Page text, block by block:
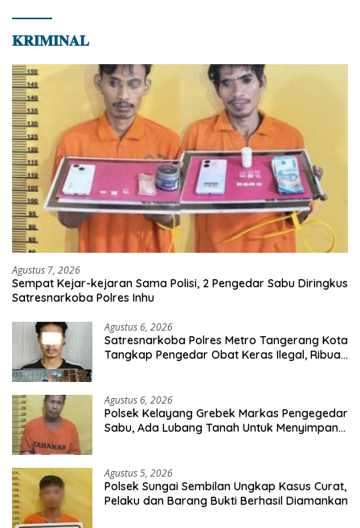
𝐊𝐑𝐈𝐌𝐈𝐍𝐀𝐋
Agustus 7, 2026
Sempat Kejar-kejaran Sama Polisi, 2 Pengedar Sabu Diringkus
Satresnarkoba Polres Inhu
Agustus 6, 2026
Satresnarkoba Polres Metro Tangerang Kota
Tangkap Pengedar Obat Keras Ilegal, Ribuan
Agustus 6, 2026
Polsek Kelayang Grebek Markas Pengegedar
Sabu, Ada Lubang Tanah Untuk Menyimpan
Agustus 5, 2026
Polsek Sungai Sembilan Ungkap Kasus Curat,
Pelaku dan Barang Bukti Berhasil Diamankan